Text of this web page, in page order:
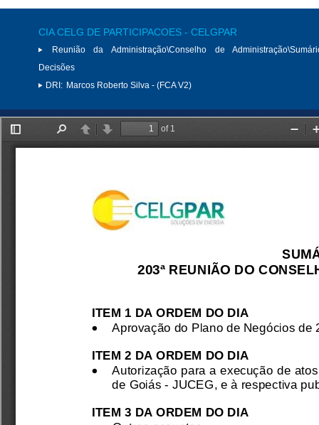
CIA CELG DE PARTICIPACOES - CELGPAR
Reunião da Administração\Conselho de
Decisões
DRI: Marcos Roberto Silva - (FCA V2)